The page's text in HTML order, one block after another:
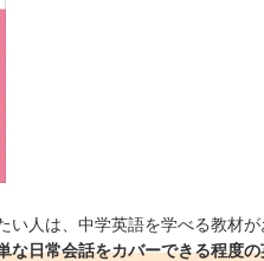
人は、中学英語を学べる教材が
日常会話をカバーできる程度